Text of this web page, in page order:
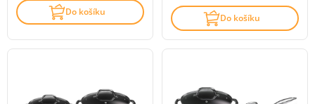
Do košíku Do košíku